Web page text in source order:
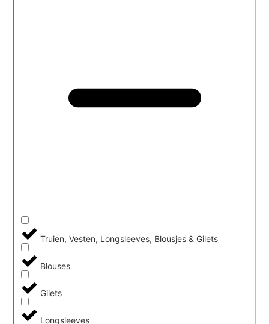
Truien, Vesten, Longsleeves, Blousjes & Gilets
Blouses
Gilets
Longsleeves